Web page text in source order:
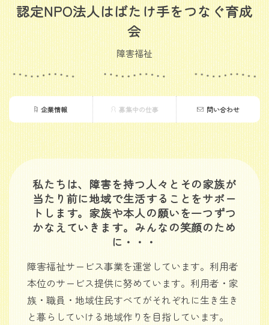
認定NPO法人はばたけ手をつなぐ育成
会
障害福祉
企業情報 募集中の仕事 問い合わせ
私たちは、障害を持つ人々とその家族が
当たり前に地域で生活することをサポー
トします。家族や本人の願いを一つずつ
かなえていきます。みんなの笑顔のため
に・・・
障害福祉サービス事業を運営しています。利用者
本位のサービス提供に努めています。利用者・家
族・職員・地域住民すべてがそれぞれに生き生き
と暮らしていける地域作りを目指しています。